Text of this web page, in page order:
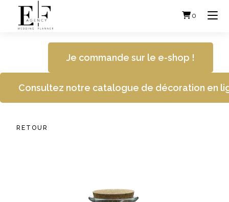
content
0
Je commande sur le e-shop !
Consultez notre catalogue de décoration en
RETOUR